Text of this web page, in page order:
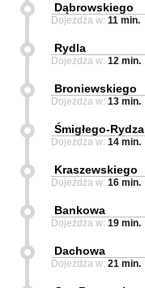
Dąbrowskiego
Dojeżdża w: 11 min.
Rydla
Dojeżdża w: 12 min.
Broniewskiego
Dojeżdża w: 13 min.
Śmigłego-Rydza
Dojeżdża w: 14 min.
Kraszewskiego
Dojeżdża w: 16 min.
Bankowa
Dojeżdża w: 19 min.
Dachowa
Dojeżdża w: 21 min.